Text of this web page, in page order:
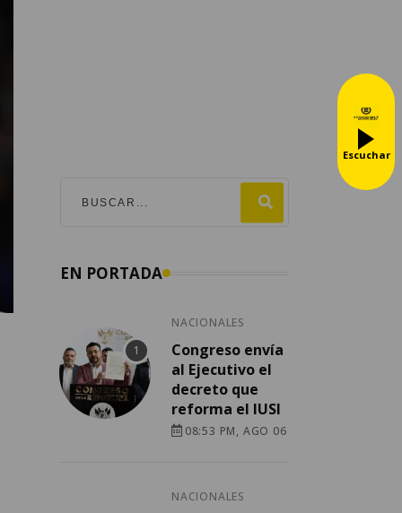
EN PORTADA
NACIONALES
Congreso envía
al Ejecutivo el
decreto que
reforma el IUSI
08:53 PM, AGO 06
NACIONALES
Escuchar